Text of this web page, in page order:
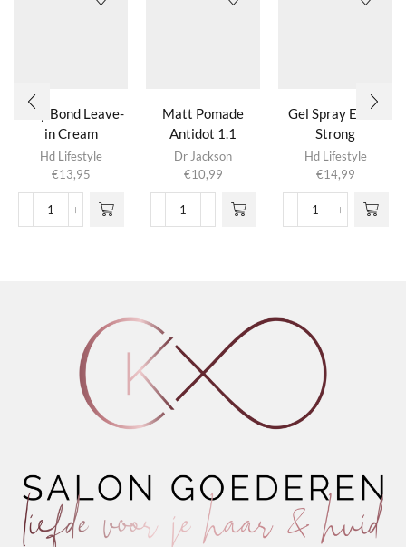
Silky Bond Leave-
in Cream
Hd Lifestyle
€13,95
Silky
Matt Pomade
Antidot 1.1
Dr Jackson
€10,99
Matt
Gel Spray Extra
Strong
Hd Lifestyle
€14,99
Gel